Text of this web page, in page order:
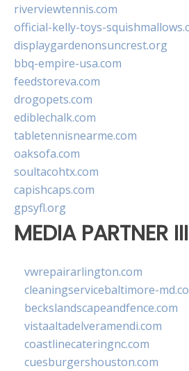
riverviewtennis.com
official-kelly-toys-
displaygardenonsuncrest.org
bbq-empire-usa.com
feedstoreva.com
drogopets.com
ediblechalk.com
tabletennisnearme.com
oaksofa.com
soultacohtx.com
capishcaps.com
gpsyfl.org
MEDIA PARTNER III
vwrepairarlington.com
cleaningservicebaltimore-
beckslandscapeandfence.com
vistaaltadelveramendi.com
coastlinecateringnc.com
cuesburgershouston.com